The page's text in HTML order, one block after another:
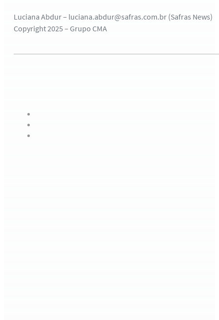
Luciana Abdur – luciana.abdur@safras.com.br (Safras News)
Copyright 2025 – Grupo CMA